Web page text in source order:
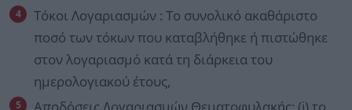
Τόκοι Λογαριασμών : Το συνολικό ακαθάριστο
ποσό των τόκων που καταβλήθηκε ή πιστώθηκε
στον λογαριασμό κατά τη διάρκεια του
ημερολογιακού έτους,
Αποδόσεις Λογαριασμών Θεματοφυλακής: (i) το